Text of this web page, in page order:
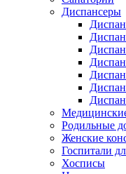
Диспансеры
Родильные
Женские
Госпитали
Хосписы